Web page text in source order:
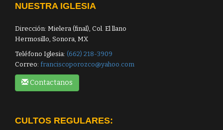
NUESTRA IGLESIA
Dirección: Mielera (final), Col. El llano
Hermosillo, Sonora, MX
Teléfono Iglesia: (662) 218-3909
Correo: franciscoporozco@yahoo.com
Contactanos
CULTOS REGULARES: